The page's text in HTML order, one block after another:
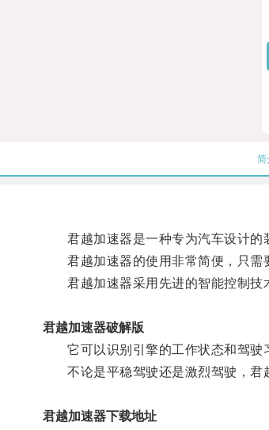
简
君越加速器是一种专为汽车设计的
君越加速器的使用非常简便，只需
君越加速器采用先进的智能控制技
君越加速器破解版
它可以识别引擎的工作状态和驾驶
不论是平稳驾驶还是激烈驾驶，君
君越加速器下载地址